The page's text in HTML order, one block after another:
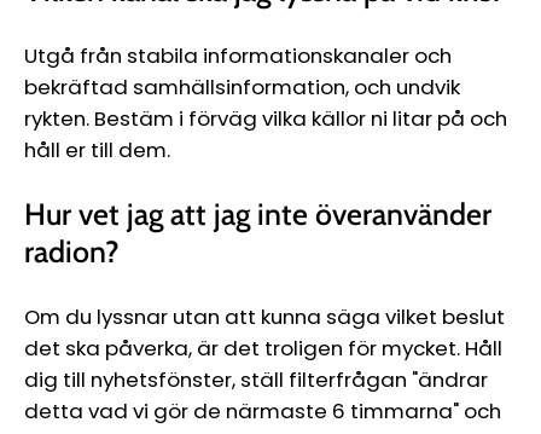
Utgå från stabila informationskanaler och
bekräftad samhällsinformation, och undvik
rykten. Bestäm i förväg vilka källor ni litar på och
håll er till dem.
Hur vet jag att jag inte överanvänder
radion?
Om du lyssnar utan att kunna säga vilket beslut
det ska påverka, är det troligen för mycket. Håll
dig till nyhetsfönster, ställ filterfrågan "ändrar
detta vad vi gör de närmaste 6 timmarna" och